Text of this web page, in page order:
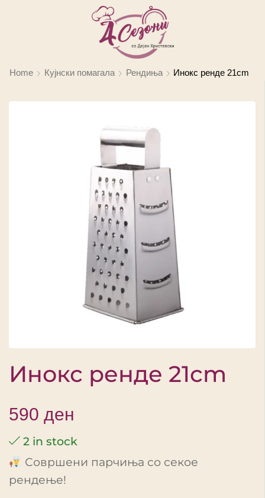
Home Кујнски помагала Рендиња Инокс ренде 21cm
Инокс ренде 21cm
590 ден
2 in stock
Совршени парчиња со секое
рендење!